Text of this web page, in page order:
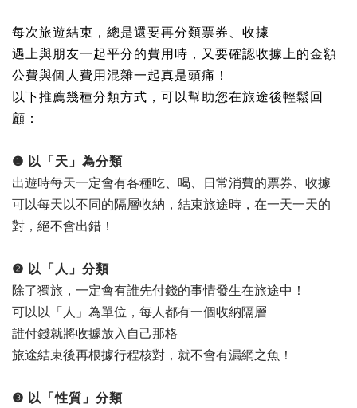
每次旅遊結束，總是還要再分類票券、收據
遇上與朋友一起平分的費用時，又要確認收據上的金額
公費與個人費用混雜一起真是頭痛！
以下推薦幾種分類方式，可以幫助您在旅途後輕鬆回
顧：
❶ 以「天」為分類
出遊時每天一定會有各種吃、喝、日常消費的票券、收據
可以每天以不同的隔層收納，結束旅途時，在一天一天的
對，絕不會出錯！
❷ 以「人」分類
除了獨旅，一定會有誰先付錢的事情發生在旅途中！
可以以「人」為單位，每人都有一個收納隔層
誰付錢就將收據放入自己那格
旅途結束後再根據行程核對，就不會有漏網之魚！
❸ 以「性質」分類